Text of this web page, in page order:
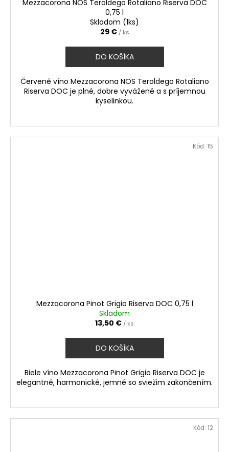
Mezzacorona NOS Teroldego Rotaliano Riserva DOC
0,75 l
Skladom (1ks)
29 € / ks
DO KOŠÍKA
Červené víno Mezzacorona NOS Teroldego Rotaliano
Riserva DOC je plné, dobre vyvážené a s príjemnou
kyselinkou.
Mezzacorona Pinot Grigio Riserva DOC 0,75 l
Skladom
13,50 € / ks
DO KOŠÍKA
Biele víno Mezzacorona Pinot Grigio Riserva DOC je
elegantné, harmonické, jemné so sviežim zakončením.
Kód: 15
Kód: 12